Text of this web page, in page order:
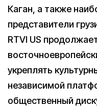
Каган, а также
представители
RTVI US
укреплять
независимой
общественный